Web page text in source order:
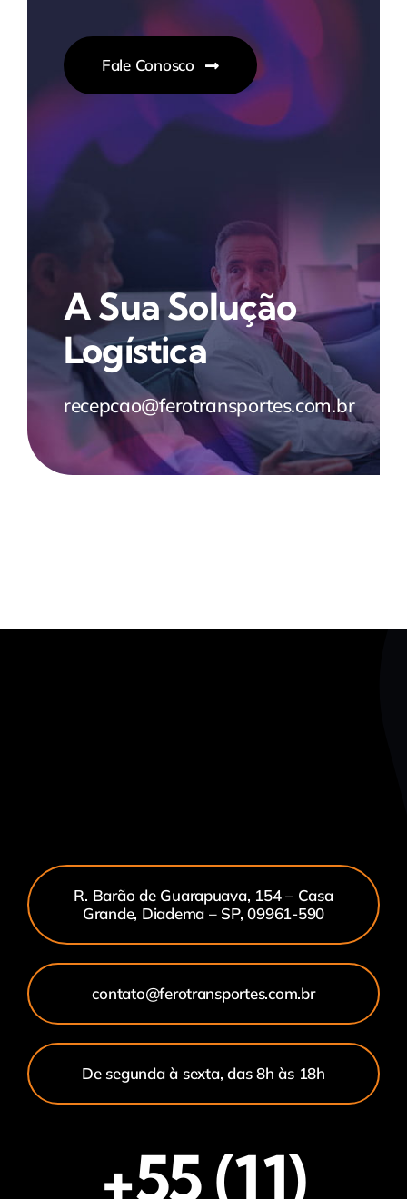
Fale Conosco
A Sua Solução
Logística
recepcao@ferotransportes.com.br
R. Barão de Guarapuava, 154 – Casa
Grande, Diadema – SP, 09961-590
contato@ferotransportes.com.br
De segunda à sexta, das 8h às 18h
+55 (11)